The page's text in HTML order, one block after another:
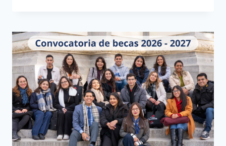
PROFESIONALIZACIÓN
DOCENTE
CON
UNA
PROPUESTA
DE
POSGRADO
DE
EXCELENCIA